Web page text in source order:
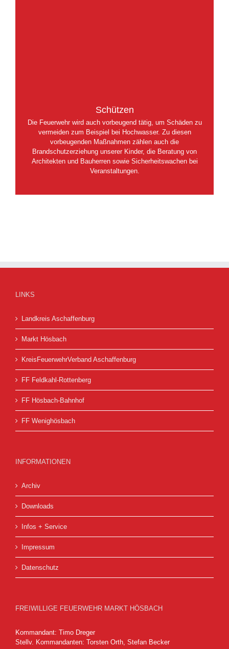
Schützen
Die Feuerwehr wird auch vorbeugend tätig, um Schäden zu
vermeiden zum Beispiel bei Hochwasser. Zu diesen
vorbeugenden Maßnahmen zählen auch die
Brandschutzerziehung unserer Kinder, die Beratung von
Architekten und Bauherren sowie Sicherheitswachen bei
Veranstaltungen.
LINKS
Landkreis Aschaffenburg
Markt Hösbach
KreisFeuerwehrVerband Aschaffenburg
FF Feldkahl-Rottenberg
FF Hösbach-Bahnhof
FF Wenighösbach
INFORMATIONEN
Archiv
Downloads
Infos + Service
Impressum
Datenschutz
FREIWILLIGE FEUERWEHR MARKT HÖSBACH
Kommandant: Timo Dreger
Stellv. Kommandanten: Torsten Orth, Stefan Becker